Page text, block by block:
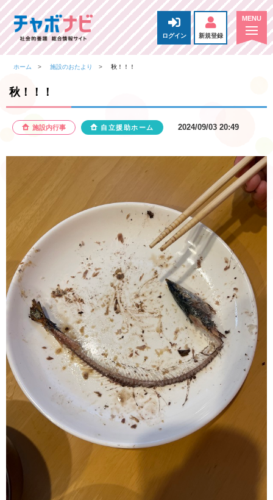
ログイン 新規登録
ホーム 施設のおたより 秋！！！
秋！！！
施設内行事 自立援助ホーム 2024/09/03 20:49